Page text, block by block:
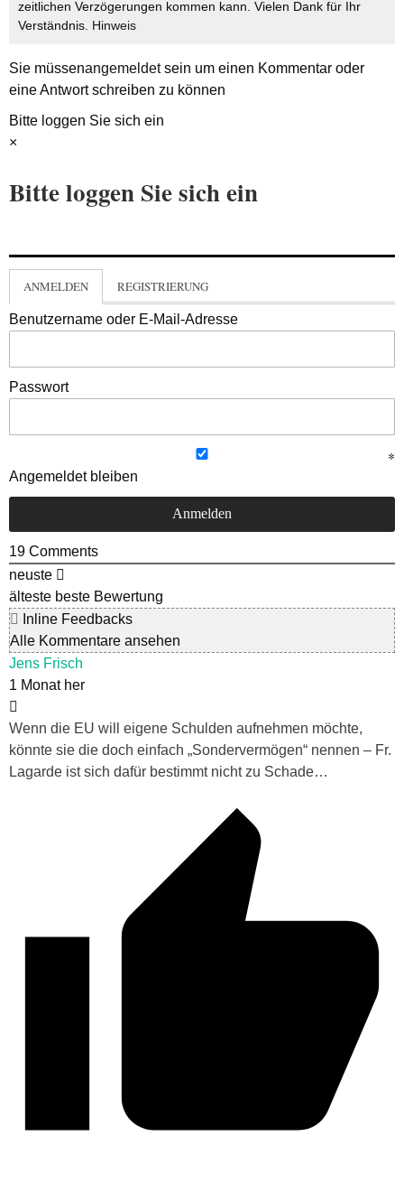
zeitlichen Verzögerungen kommen kann. Vielen Dank für Ihr
Verständnis. Hinweis
Sie müssenangemeldetsein um einen Kommentar oder
eine Antwort schreiben zu können
Bitte loggen Sie sich ein
×
Bitte loggen Sie sich ein
ANMELDEN REGISTRIERUNG
Benutzername oder E-Mail-Adresse
Passwort
Angemeldet bleiben
19 Comments
neuste
älteste beste Bewertung
Inline Feedbacks
Alle Kommentare ansehen
Jens Frisch
1 Monat her
Wenn die EU will eigene Schulden aufnehmen möchte,
könnte sie die doch einfach „Sondervermögen“ nennen – Fr.
Lagarde ist sich dafür bestimmt nicht zu Schade…